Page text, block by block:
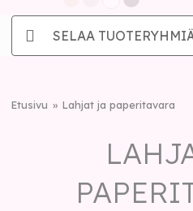
SELAA
Etusivu Lahjat ja paperitavara